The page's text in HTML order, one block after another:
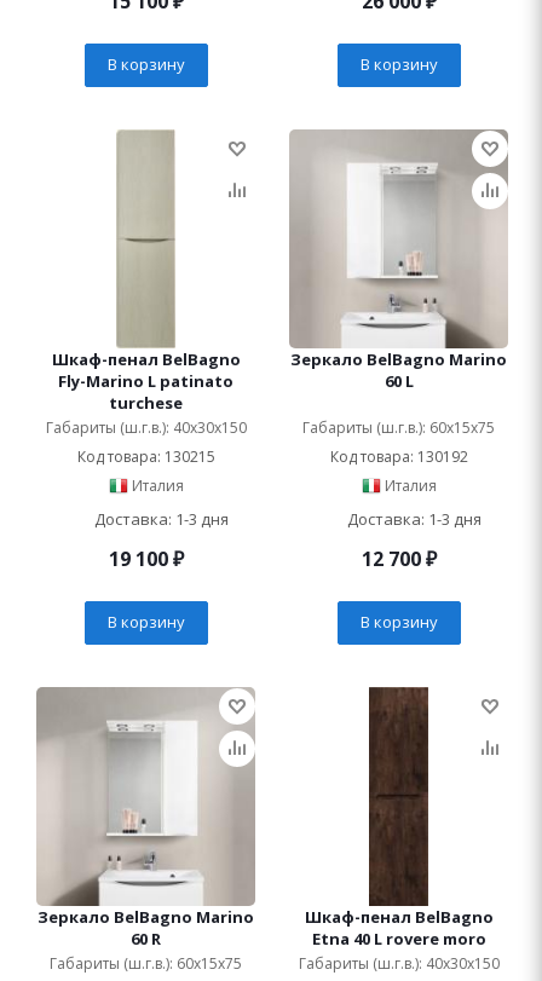
В корзину В корзину
Шкаф-пенал BelBagno
Fly-Marino L patinato
turchese
Габариты (ш.г.в.): 40x30x150
Код товара: 130215
Италия
Доставка: 1-3 дня
19 100₽
В корзину
Зеркало BelBagno Marino
60 L
Габариты (ш.г.в.): 60x15x75
Код товара: 130192
Италия
Доставка: 1-3 дня
12 700₽
В корзину
Зеркало BelBagno Marino
60 R
Габариты (ш.г.в.): 60x15x75
Шкаф-пенал BelBagno
Etna 40 L rovere moro
Габариты (ш.г.в.): 40x30x150